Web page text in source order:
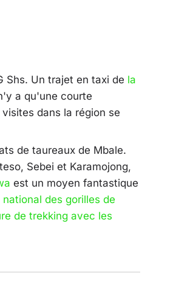
Shs. Un trajet en taxi de la
a qu'une courte
dans la région se
de taureaux de Mbale.
Sebei et Karamojong,
est un moyen fantastique
national des gorilles de
de trekking avec les